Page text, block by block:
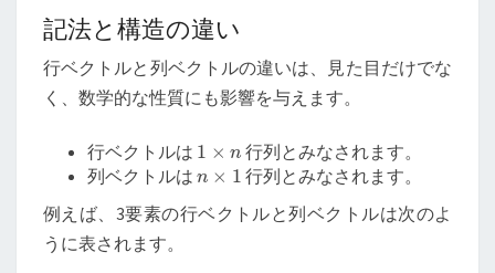
記法と構造の違い
行ベクトルと列ベクトルの違いは、見た目だけでな
く、数学的な性質にも影響を与えます。
行ベクトルは 1
行列とみなされます。
列ベクトルは n ×1
行列とみなされます。
例えば、3要素の行ベクトルと列ベクトルは次のよ
うに表されます。